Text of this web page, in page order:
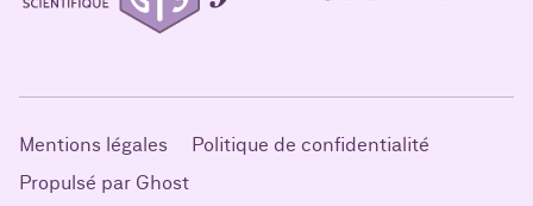
Mentions légales
Politique de confidentialité
Propulsé par Ghost